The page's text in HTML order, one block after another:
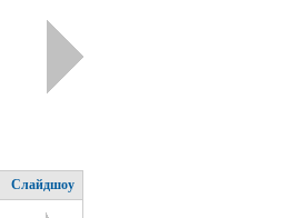
Слайдшоу